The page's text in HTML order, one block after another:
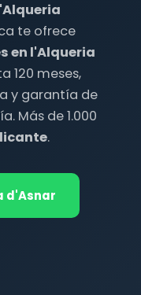
te ofrece
en l'Alqueria
120 meses,
y garantía de
Más de 1.000
.
d'Asnar